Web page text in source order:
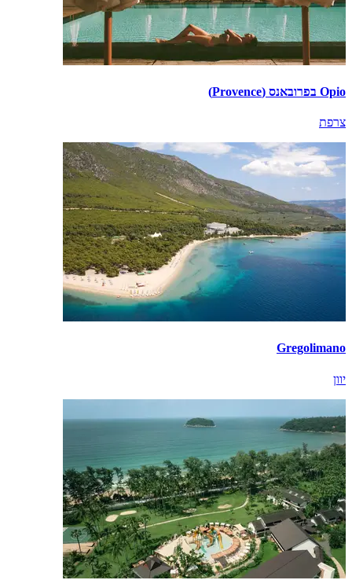
Opio בפרובאנס (Provence)
צרפת
Gregolimano
יוון